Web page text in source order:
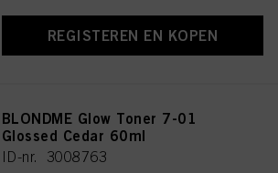
REGISTEREN EN KOPEN
BLONDME Glow Toner 7-01
Glossed Cedar 60ml
ID-nr. 3008763